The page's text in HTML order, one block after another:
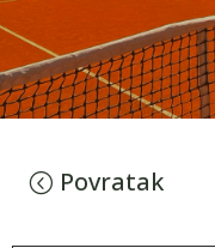
Povratak